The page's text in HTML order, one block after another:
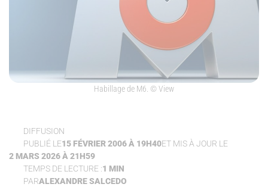
Habillage de M6. © View
DIFFUSION
PUBLIÉ LE15 FÉVRIER 2006 À 19H40ET MIS À JOUR LE
2 MARS 2026 À 21H59
TEMPS DE LECTURE :1 MIN
PARALEXANDRE SALCEDO